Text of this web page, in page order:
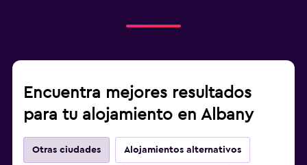
Encuentra mejores resultados
para tu alojamiento en Albany
Otras ciudades Alojamientos alternativos